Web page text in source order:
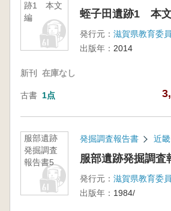
跡1 本文
編
蛭子田遺跡1 本
発行元：
出版年： 2014
新刊 在庫なし
古書 1点
服部遺跡
発掘調査
報告書5
発掘調査報告書 近畿
服部遺跡発掘調査
発行元：
出版年： 1984/